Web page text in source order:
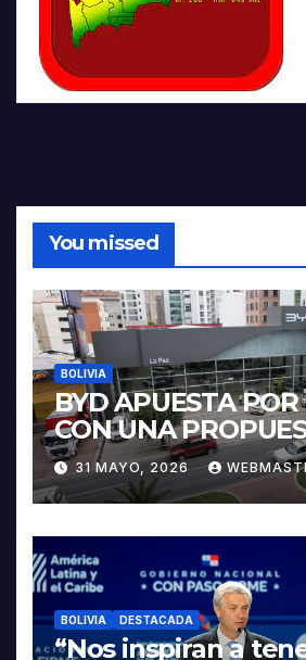
You missed
BOLIVIA
BYD APUESTA
CON UNA
INTEGRAL PARA
LA
LITIO
31 MAYO, 2026
BOLIVIA DESTACADA
“Nos inspiran a